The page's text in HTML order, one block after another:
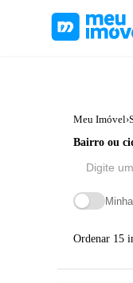
Meu Imóvel›
Bairro ou
Ordenar 15